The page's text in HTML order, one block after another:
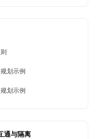
划示例
划示例
通与隔离